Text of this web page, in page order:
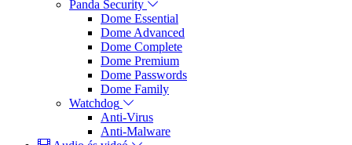
Panda Security
Dome Essential
Dome Advanced
Dome Complete
Dome Premium
Dome Passwords
Dome Family
Watchdog
Anti-Virus
Anti-Malware